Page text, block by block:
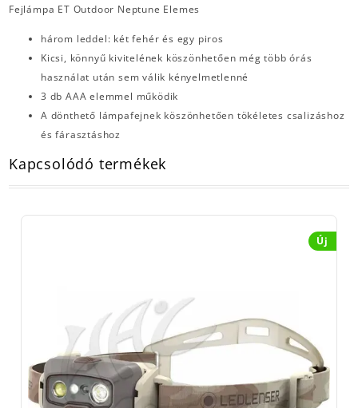
Fejlámpa ET Outdoor Neptune Elemes
három leddel: két fehér és egy piros
Kicsi, könnyű kivitelének köszönhetően még több órás
használat után sem válik kényelmetlenné
3 db AAA elemmel működik
A dönthető lámpafejnek köszönhetően tökéletes csalizáshoz
és fárasztáshoz
Kapcsolódó termékek
Új